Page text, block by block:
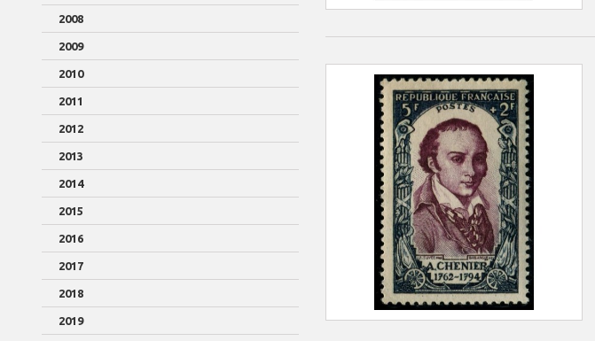
2008
2009
2010
2011
2012
2013
2014
2015
2016
2017
2018
2019